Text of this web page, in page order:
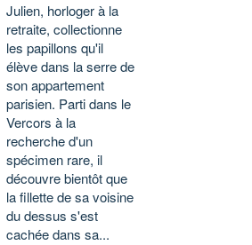
Julien, horloger à la
retraite, collectionne
les papillons qu'il
élève dans la serre de
son appartement
parisien. Parti dans le
Vercors à la
recherche d'un
spécimen rare, il
découvre bientôt que
la fillette de sa voisine
du dessus s'est
cachée dans sa...